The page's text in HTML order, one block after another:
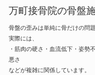
万町接骨院の骨盤
骨盤の歪みは単純に骨だけの問
実際には、
・筋肉の硬さ・血流低下・姿勢
悪さ
などが複雑に関係しています。